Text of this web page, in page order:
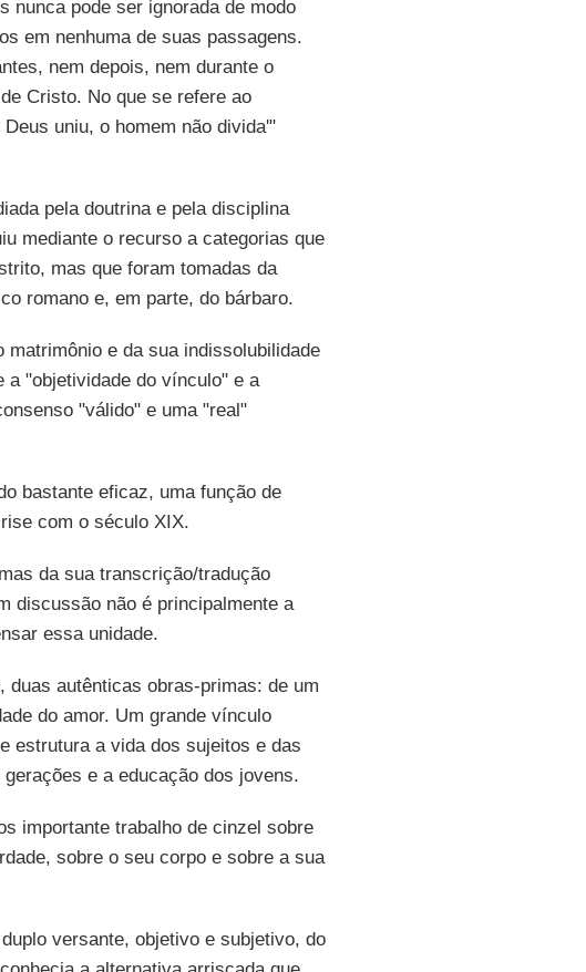
nunca pode ser ignorada de modo
em nenhuma de suas passagens.
nem depois, nem durante o
Cristo. No que se refere ao
uniu, o homem não divida'"
pela doutrina e pela disciplina
mediante o recurso a categorias que
mas que foram tomadas da
romano e, em parte, do bárbaro.
e da sua indissolubilidade
a "objetividade do vínculo" e a
"válido" e uma "real"
bastante eficaz, uma função de
com o século XIX.
da sua transcrição/tradução
discussão não é principalmente a
essa unidade.
duas autênticas obras-primas: de um
do amor. Um grande vínculo
estrutura a vida dos sujeitos e das
e a educação dos jovens.
importante trabalho de cinzel sobre
sobre o seu corpo e sobre a sua
versante, objetivo e subjetivo, do